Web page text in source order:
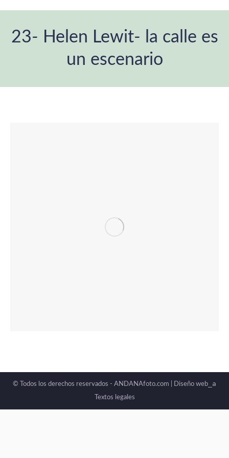
23- Helen Lewit- la calle es
un escenario
© Todos los derechos reservados - ANDANAfoto.com | Diseño web _a
Textos legales